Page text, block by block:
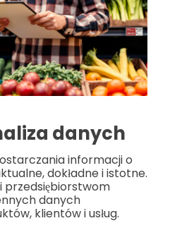
danych
informacji o
dokładne i istotne.
przedsiębiorstwom
danych
klientów i usług.